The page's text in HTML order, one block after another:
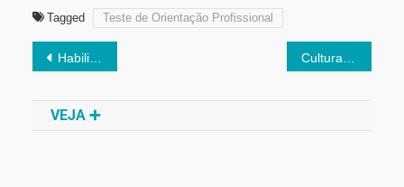
Tagged Teste de Orientação Profissional
Habilidade de Gerenciar o Tempo
VEJA ➕